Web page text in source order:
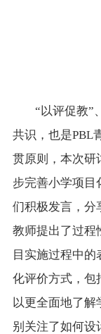
“以评促教”、
共识，也是PBL
贯原则，本次研
步完善小学项目
们积极发言，分
教师提出了过程
目实施过程中
化评价方式，包
以更全面地了解
别关注了如何设